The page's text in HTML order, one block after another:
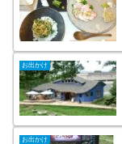
お出かけ
お出かけ